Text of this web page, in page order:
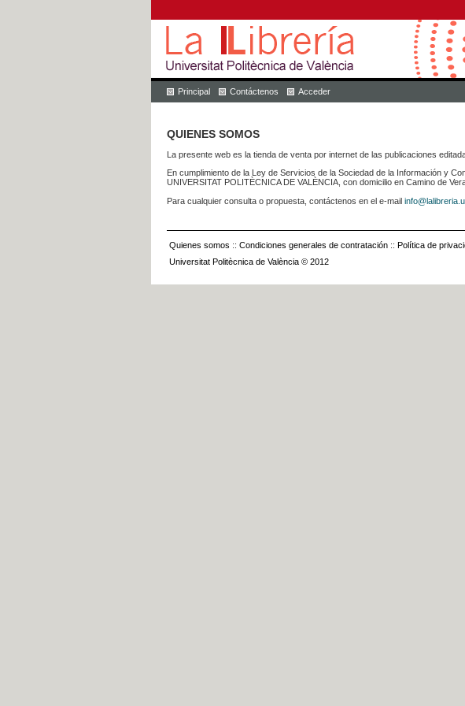
Principal Contáctenos Acceder
QUIENES SOMOS
La presente web es la tienda de venta por internet de las publicaciones
En cumplimiento de la Ley de Servicios de la Sociedad de la Información y
UNIVERSITAT POLITÈCNICA DE VALÈNCIA, con domicilio en Camino de
Para cualquier consulta o propuesta, contáctenos en el e-mail
Quienes somos :: Condiciones generales de contratación :: Política de
Universitat Politècnica de València © 2012